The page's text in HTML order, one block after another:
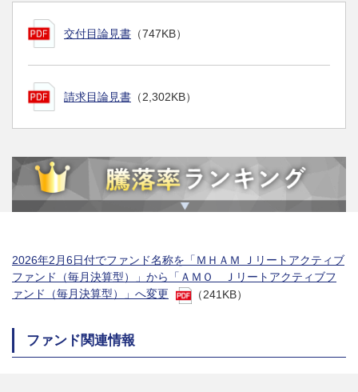
交付目論見書 （747KB）
請求目論見書 （2,302KB）
2026年2月6日付でファンド名称を「ＭＨＡＭ Ｊリートアクティブ
ファンド（毎月決算型）」から「ＡＭＯ Ｊリートアクティブフ
ァンド（毎月決算型）」へ変更
（241KB）
ファンド関連情報